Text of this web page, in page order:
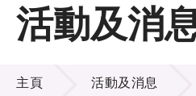
主頁
關於LSCM
技術商品化
活動及消
活動及消息
主頁 活動及消息